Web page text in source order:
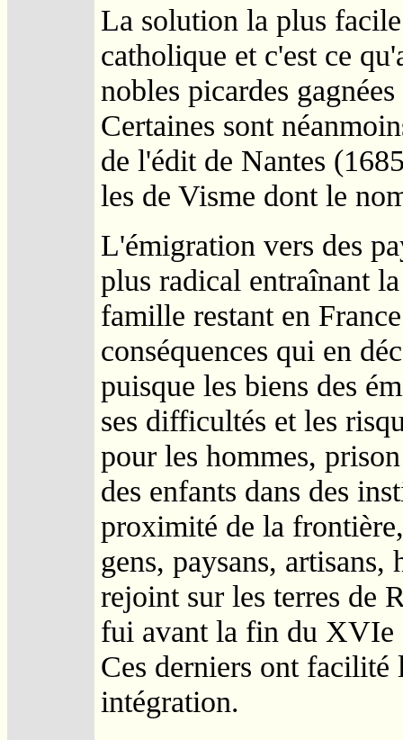
La solution la plus
catholique et c'est ce
nobles picardes
Certaines sont
de l'édit de Nantes
les de Visme dont le
L'émigration vers des
plus radical entraînant
famille restant en
conséquences qui en
puisque les biens des
ses difficultés et les
pour les hommes,
des enfants dans des
proximité de la
gens, paysans,
rejoint sur les terres de
fui avant la fin du XVIe
Ces derniers ont
intégration.